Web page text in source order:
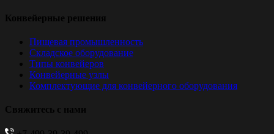
Конвейерные решения
Пищевая промышленность
Складское оборудование
Типы конвейеров
Конвейерные узлы
Комплектующие для конвейерного оборудования
Свяжитесь с нами